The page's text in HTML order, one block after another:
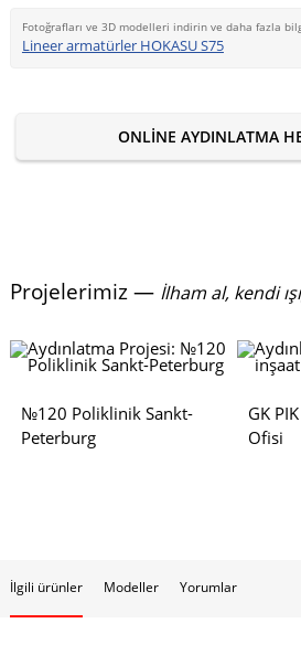
Fotoğrafları ve 3D modelleri indirin ve daha fazla
Lineer armatürler HOKASU S75
ONLINE AYDINLATMA
Projelerimiz — İlham al, kendi
№120 Poliklinik Sankt-
Peterburg
GK
Ofisi
İlgili ürünler Modeller Yorumlar